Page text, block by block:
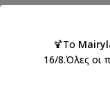
🍹Το
16/8.Όλες οι